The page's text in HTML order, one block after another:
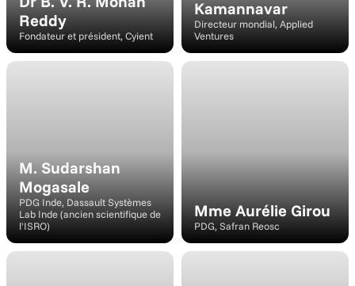
Reddy
Fondateur et président, Cyient
Kamannavar
Directeur mondial, Applied
Ventures
M. Sudarshan
Mogasale
PDG Inde, Dassault Systèmes
Lab Inde (ancien scientifique de
l'ISRO)
Mme Aurélie Girou
PDG, Safran Reosc